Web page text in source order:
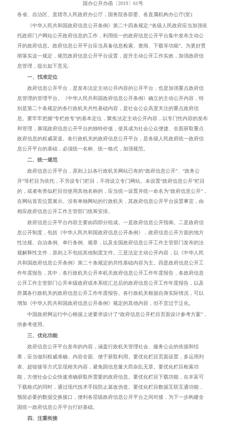
国办公开办函〔2019〕 61号
各省、自治区、直辖市人民政府办公厅
国务院各部委、各直属机构办公厅(室):
《中华人民共和国政府信息公开条例》第二十四条规定:“各级人民政府应当加强依
托政府门户网站公开政府信息的工作，利用统一的政府信息公开平台集中发布主动公
开的政府信息。政府信息公开平台应当具备信息检索、查阅、下载等功能”。为更好贯
彻落实这一规定，规范政府信息公开平台设置，提升主动公开工作实效，加强政府信
息管理，提出如下意见:
一、找准定位
政府信息公开平台，是发布法定主动公开内容的公开平台，也是加强重点政府信
息管理的管理平台。《中华人民共和国政府信息公开条例》确立的主动公开内容，特
别是第二十条规定的各行政机关共性基础内容，是社会公众高度关注的重点政府信
息。要牢牢把握“专栏姓专”的基本定位，聚焦法定主动公开内容，以专门性内容的发布
和管理，展现政府信息公开平台的独特价值，使其成为社会公众便捷、全面获取重点
政府信息的权威渠道。各行政机关的政府信息公开平台，是各级人民政府统一政府信
息公开平台的基础，必须统一名称、统一格式，加强规范。
二、统一规范
政府信息公开平台，原则上以各行政机关网站已有的“政府信息公开”、“政务公
开”等栏目为依托，不另设专门栏目，不得设立专门网站。未设置“政府信息公开”栏目
的，或者有类似栏目但使用其他名称的，应当统一设置并统一命名为“政府信息公开”，
在网站首页位置展示。没有单独网站的行政机关，其政府信息公开平台设置事宜，由
相应政府信息公开工作主管部门统筹安排。
政府信息公开平台内容主要由四部分组成。一是政府信息公开指南。二是政府信
息公开制度，包括《中华人民共和国政府信息公开条例》，政府信息公开方面的地方
性法规、自治条例、单行条例、规章，以及全国政府信息公开工作主管部门发布的法
规解释性文件，原则上不包括其他制度文件。三是法定主动公开内容，以《中华人民
共和国政府信息公开条例》第二十条规定的共性基础内容为主。四是政府信息公开工
作年度报告，其中，各行政机关公开本机关政府信息公开工作年度报告，各政府信息
公开工作主管部门公开本级政府或本系统汇总后的政府信息公开工作年度报告，以及
所属各行政机关的政府信息公开工作年度报告。各行政机关根据自身实际情况，可以
增加《中华人民共和国政府信息公开条例》规定的其他内容，但不宜过于泛化。
中国政府网运行中心根据上述要求设计了“政府信息公开栏目页面设计参考方案”，
供参考使用。
三、优化功能
政府信息公开平台发布的内容，涵盖行政机关管理社会、服务公众的依据和结
果，应当做到权威准确、内容全面、便于获取利用。要优化栏目页面设置，多运用列
表、超链接等方式呈现相关内容，避免因信息量大而杂乱无章。要优化栏目检索功
能，方便社会公众快速准确获取所需要的政府信息。要优化栏目下载功能，在丰富可
下载格式的同时，通过现代技术手段防止篡改伪造。要优化栏目数据互联互通功能，
预留必要的数据交换接口，便利各层级政府信息公开平台之间对接，为下一步构建全
国统一政府信息公开平台打好基础。
四、注重衔接